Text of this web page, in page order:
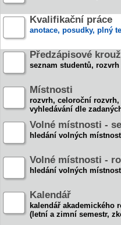
Kvalifikační práce
anotace, posudky, plný
Předzápisové
seznam studentů, rozvrh
Místnosti
rozvrh, celoroční rozvrh,
vyhledávání dle
Volné místnosti -
hledání volných
Volné místnosti -
hledání volných
Kalendář
kalendář akademického
(letní a zimní semestr,